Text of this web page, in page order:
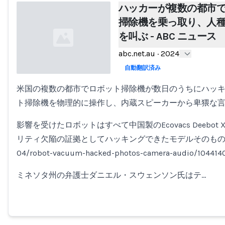
Loading...
ハッカーが複数の都市
掃除機を乗っ取り、人
を叫ぶ - ABC ニュース
abc.net.au · 2024
自動翻訳済み
米国の複数の都市でロボット掃除機が数日のうちにハッ
ト掃除機を物理的に操作し、内蔵スピーカーから卑猥な
影響を受けたロボットはすべて中国製のEcovacs Deebot
リティ欠陥の証拠としてハッキングできたモデルそのも
04/robot-vacuum-hacked-photos-camera-audio/
ミネソタ州の弁護士ダニエル・スウェンソン氏はテ…